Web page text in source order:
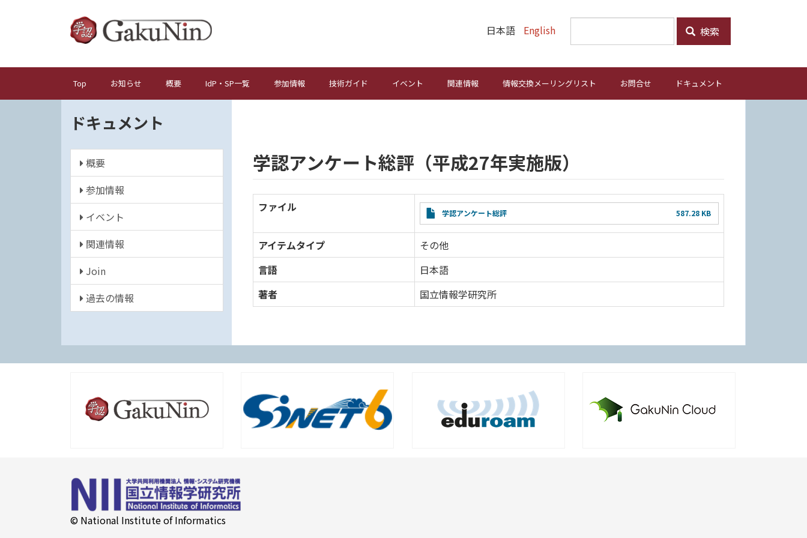
ン
検索
日本語 English
メ
イ
ン
ビ
ゲ
シ
ョ
Top お知らせ 概要 IdP・SP一覧 参加情報 技術ガイド イベント 関連情報 情報交換メーリングリスト お問合せ ドキュメント
ドキュメント
概要
参加情報
イベント
関連情報
Join
過去の情報
学認アンケート総評（平成27年実施版）
ファイル File 学認アンケート総評 587.28 KB
アイテムタイプ
その他
言語
日本語
著者
国立情報学研究所
© National Institute of Informatics